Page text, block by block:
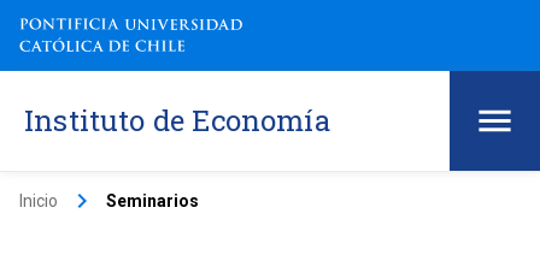
Instituto de Economía
Inicio keyboard_arrow_right Seminarios